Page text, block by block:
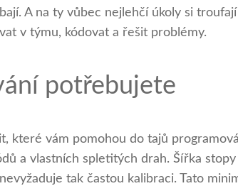
A na ty vůbec nejlehčí úkoly si
v týmu, kódovat a řešit problémy.
potřebujete
které vám pomohou do tajů
a vlastních spletitých drah. Šířka
tak častou kalibraci. Tato